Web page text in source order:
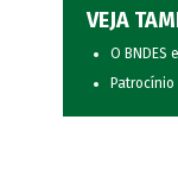
VEJA
O BNDES